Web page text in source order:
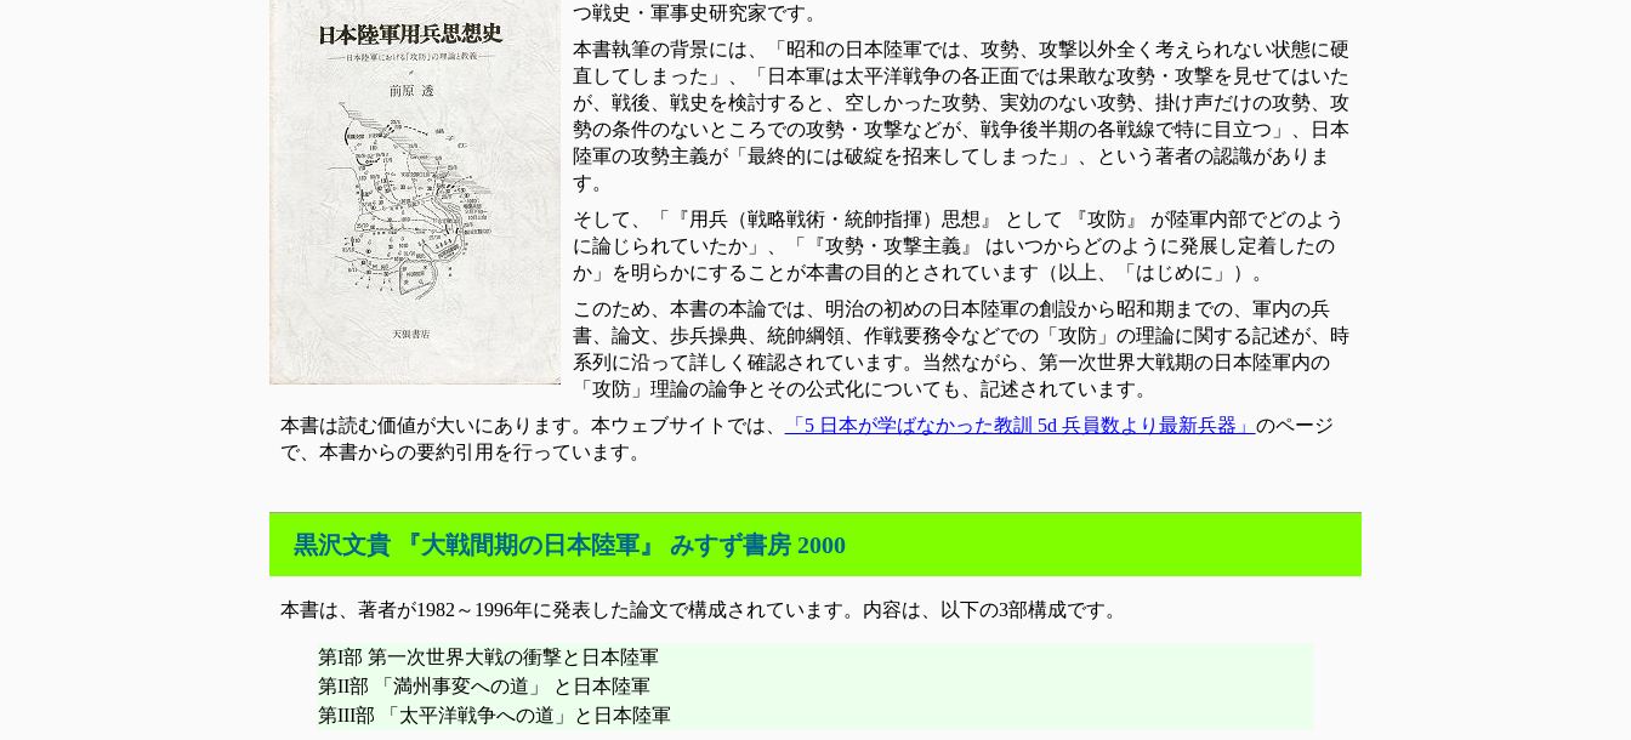
つ戦史・軍事史研究家です。
本書執筆の背景には、「昭和の日本陸軍では、攻勢、攻撃以外全く考えられない状態に硬
直してしまった」、「日本軍は太平洋戦争の各正面では果敢な攻勢・攻撃を見せてはいた
が、戦後、戦史を検討すると、空しかった攻勢、実効のない攻勢、掛け声だけの攻勢、攻
勢の条件のないところでの攻勢・攻撃などが、戦争後半期の各戦線で特に目立つ」、日本
陸軍の攻勢主義が「最終的には破綻を招来してしまった」、という著者の認識がありま
す。
そして、「『用兵（戦略戦術・統帥指揮）思想』 として 『攻防』 が陸軍内部でどのよう
に論じられていたか」、「『攻勢・攻撃主義』 はいつからどのように発展し定着したの
か」を明らかにすることが本書の目的とされています（以上、「はじめに」）。
このため、本書の本論では、明治の初めの日本陸軍の創設から昭和期までの、軍内の兵
書、論文、歩兵操典、統帥綱領、作戦要務令などでの「攻防」の理論に関する記述が、時
系列に沿って詳しく確認されています。当然ながら、第一次世界大戦期の日本陸軍内の
「攻防」理論の論争とその公式化についても、記述されています。
本書は読む価値が大いにあります。本ウェブサイトでは、
「5 日本が学ばなかった教訓 5d 兵員数より最新兵器」 のページ
で、本書からの要約引用を行っています。
黒沢文貴 『大戦間期の日本陸軍』 みすず書房 2000
本書は、著者が1982～1996年に発表した論文で構成されています。内容は、以下の3部構成です。
第I部 第一次世界大戦の衝撃と日本陸軍
第II部 「満州事変への道」 と日本陸軍
第III部 「太平洋戦争への道」と日本陸軍